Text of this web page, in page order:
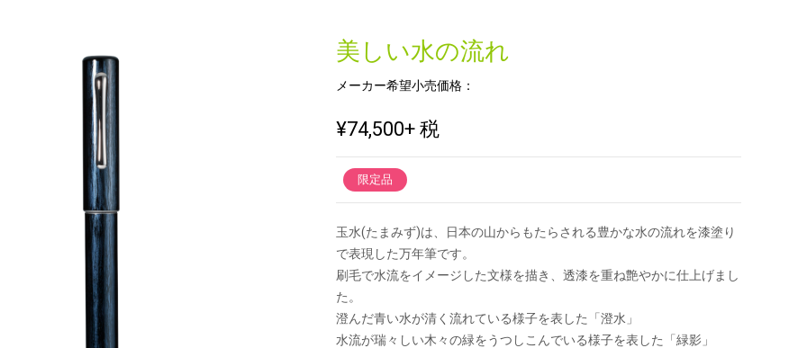
キャラクター・
新製品一覧
美しい水の流れ
メーカー希望小売価格：
¥74,500+ 税
限定品
玉水(たまみず)は、日本の山からもたらされる豊かな水の流れを漆塗り
で表現した万年筆です。
刷毛で水流をイメージした文様を描き、透漆を重ね艶やかに仕上げまし
た。
澄んだ青い水が清く流れている様子を表した「澄水」
水流が瑞々しい木々の緑をうつしこんでいる様子を表した「緑影」